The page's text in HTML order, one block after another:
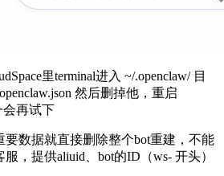
里terminal进入 ~/.openclaw/ 目
然后删掉他，重启
会再试下
要数据就直接删除整个bot重建，不能
，提供aliuid、bot的ID（ws- 开头）